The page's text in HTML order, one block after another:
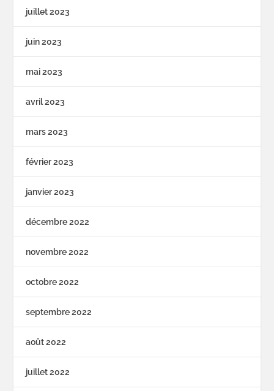
juillet 2023
juin 2023
mai 2023
avril 2023
mars 2023
février 2023
janvier 2023
décembre 2022
novembre 2022
octobre 2022
septembre 2022
août 2022
juillet 2022